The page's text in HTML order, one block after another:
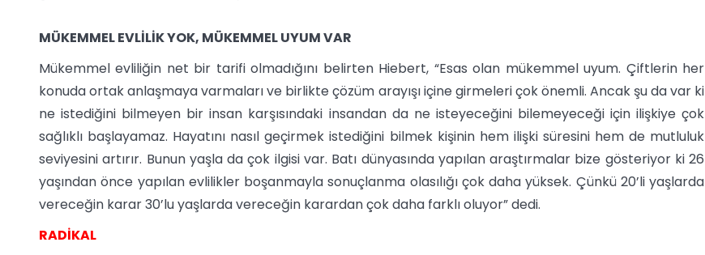
MÜKEMMEL EVLİLİK YOK, MÜKEMMEL UYUM VAR
Mükemmel evliliğin net bir tarifi olmadığını belirten Hiebert, “Esas olan mükemmel uyum. Çiftlerin her
konuda ortak anlaşmaya varmaları ve birlikte çözüm arayışı içine girmeleri çok önemli. Ancak şu da var ki
ne istediğini bilmeyen bir insan karşısındaki insandan da ne isteyeceğini bilemeyeceği için ilişkiye çok
sağlıklı başlayamaz. Hayatını nasıl geçirmek istediğini bilmek kişinin hem ilişki süresini hem de mutluluk
seviyesini artırır. Bunun yaşla da çok ilgisi var. Batı dünyasında yapılan araştırmalar bize gösteriyor ki 26
yaşından önce yapılan evlilikler boşanmayla sonuçlanma olasılığı çok daha yüksek. Çünkü 20’li yaşlarda
vereceğin karar 30’lu yaşlarda vereceğin karardan çok daha farklı oluyor” dedi.
RADİKAL